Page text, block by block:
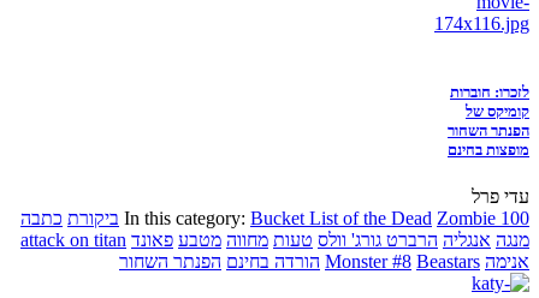
לזכרו: חוברות
קומיקס של
הפנתר השחור
מופצות בחינם
עדי פרל
In this category: Bucket List of the Dead Zombie 100 ביקורת כתבה
מנגה אנגליה הרברט גורג' וולס טעות מחווה מטבע פאונד attack on titan
אנימה
Monster #8 Beastars הורדה בחינם הפנתר השחור